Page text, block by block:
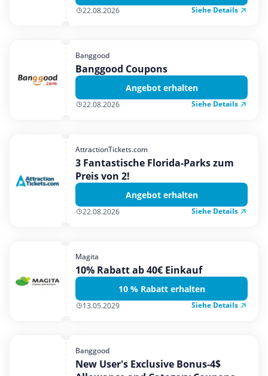
22.08.2026 Siehe Details
Banggood
Banggood Coupons
Angebot erhalten
22.08.2026 Siehe Details
AttractionTickets.com
3 Fantastische Florida-Parks zum
Preis von 2!
Angebot erhalten
22.08.2026 Siehe Details
Magita
10% Rabatt ab 40€ Einkauf
10 % Rabatt erhalten
13.05.2029 Siehe Details
Banggood
New User's Exclusive Bonus-4$